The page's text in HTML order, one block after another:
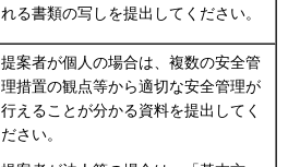
れる書類の写しを提出してください。
提案者が個人の場合は、複数の安全管
理措置の観点等から適切な安全管理が
行えることが分かる資料を提出してく
ださい。